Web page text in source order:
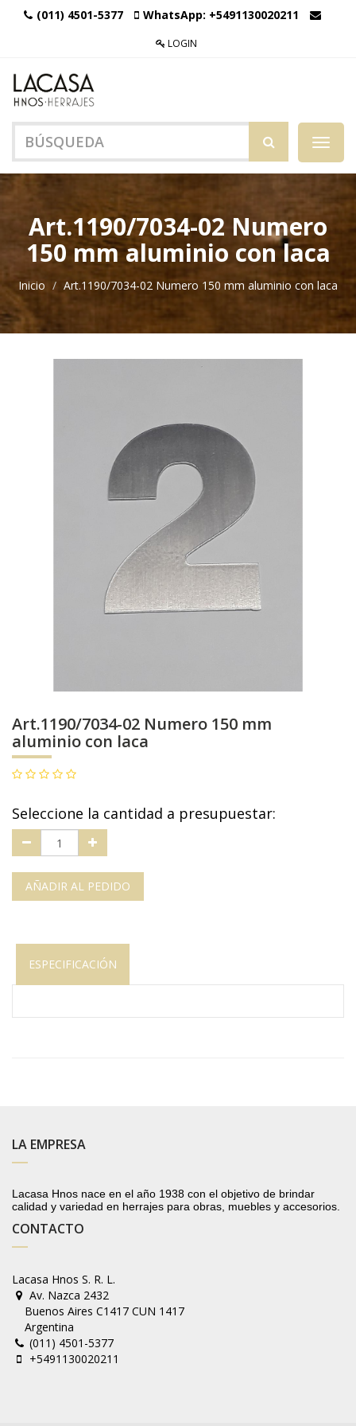
(011) 4501-5377 WhatsApp: +5491130020211
LOGIN
Menú
de
Art.1190/7034-02 Numero
150 mm aluminio con laca
Inicio Art.1190/7034-02 Numero 150 mm aluminio con laca
Art.1190/7034-02 Numero 150 mm
aluminio con laca
Seleccione la cantidad a presupuestar:
AÑADIR AL PEDIDO
ESPECIFICACIÓN
LA EMPRESA
Lacasa Hnos nace en el año 1938 con el objetivo de brindar
calidad y variedad en herrajes para obras, muebles y accesorios.
CONTACTO
Lacasa Hnos S. R. L.
Av. Nazca 2432
Buenos Aires C1417 CUN 1417
Argentina
(011) 4501-5377
+5491130020211